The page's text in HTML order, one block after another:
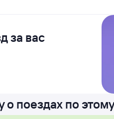
за вас
о поездах по